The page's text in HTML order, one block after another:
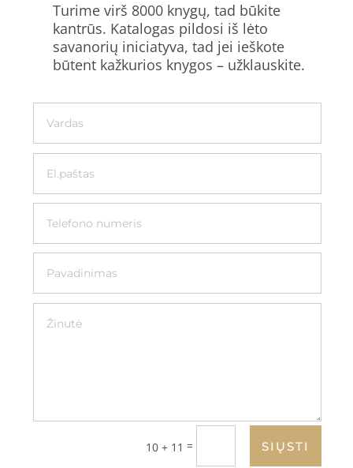
Turime virš 8000 knygų, tad būkite
kantrūs. Katalogas pildosi iš lėto
savanorių iniciatyva, tad jei ieškote
būtent kažkurios knygos – užklauskite.
10 + 11 = SIŲSTI